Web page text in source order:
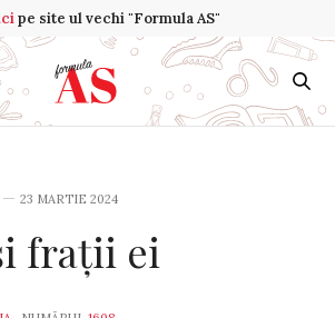
pe site ul vechi "Formula AS"
23 MARTIE 2024
frații ei